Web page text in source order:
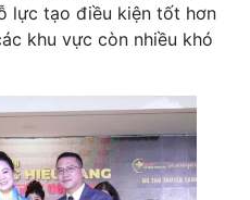
lực tạo điều kiện tốt hơn
khu vực còn nhiều khó